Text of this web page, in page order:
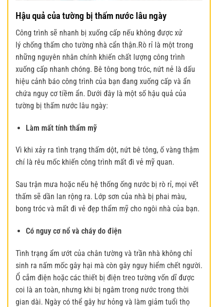
Hậu quả của tường bị thấm nước lâu ngày
Công trình sẽ nhanh bị xuống cấp nếu không được xử
lý chống thấm cho tường nhà cẩn thận.Rò rỉ là một trong
những nguyên nhân chính khiến chất lượng công trình
xuống cấp nhanh chóng. Bê tông bong tróc, nứt nẻ là dấu
hiệu cảnh báo công trình của bạn đang xuống cấp và ẩn
chứa nguy cơ tiềm ẩn. Dưới đây là một số hậu quả của
tường bị thấm nước lâu ngày:
Làm mất tính thẩm mỹ
Vì khi xảy ra tình trạng thấm dột, nứt bê tông, ố vàng thậm
chí là rêu mốc khiến công trình mất đi vẻ mỹ quan.
Sau trận mưa hoặc nếu hệ thống ống nước bị rò rỉ, mọi vết
thấm sẽ dần lan rộng ra. Lớp sơn của nhà bị phai màu,
bong tróc và mất đi vẻ đẹp thẩm mỹ cho ngôi nhà của bạn.
Có nguy cơ nổ và cháy do điện
Tình trạng ẩm ướt của chân tường và trần nhà không chỉ
sinh ra nấm mốc gây hại mà còn gây nguy hiểm chết người.
Ổ cắm điện hoặc các thiết bị điện treo tường vốn dĩ được
coi là an toàn, nhưng khi bị ngâm trong nước trong thời
gian dài. Ngày có thể gây hư hỏng và làm giảm tuổi thọ